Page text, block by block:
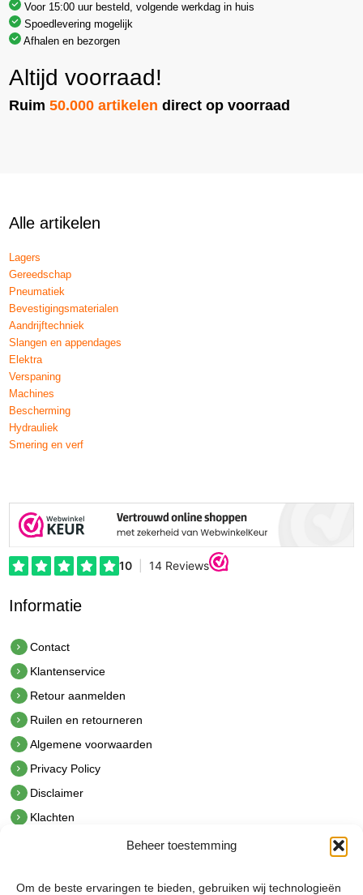
Beheer toestemming
Om de beste ervaringen te bieden, gebruiken wij technologieën
Voor 15:00 uur besteld, volgende werkdag in huis
Spoedlevering mogelijk
Afhalen en bezorgen
Altijd voorraad!
Ruim50.000 artikelen direct op voorraad
Alle artikelen
Lagers
Gereedschap
Pneumatiek
Bevestigingsmaterialen
Aandrijftechniek
Slangen en appendages
Elektra
Verspaning
Machines
Bescherming
Hydrauliek
Smering en verf
Informatie
Contact
Klantenservice
Retour aanmelden
Ruilen en retourneren
Algemene voorwaarden
Privacy Policy
Disclaimer
Klachten
hetindustriehuis B.V.